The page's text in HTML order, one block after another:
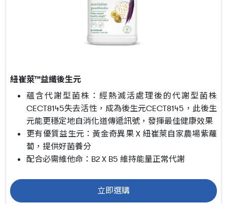
紐崔萊™益纖後生元
蘊含代謝型菌株：經熱滅活處理後的代謝型菌株
CECT8145失去活性，成為後生元CECT8145，此後生
元能更穩定地自消化道傳遞訊號，發揮最佳健康效果
更有優質益生元：黃金奇異果 X 紐崔萊自家農場紫蘿
蔔，提供好菌養分
配合必需維他命：B2 X B5 維持能量正常代謝
立即選購